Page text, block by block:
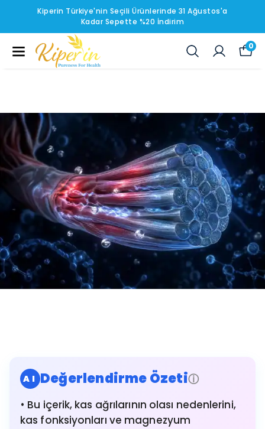
Kiperin Türkiye'nin Seçili Ürünlerinde 31 Ağustos'a
Kadar Sepette %20 İndirim
0
AI Değerlendirme Özetiⓘ
• Bu içerik, kas ağrılarının olası nedenlerini,
kas fonksiyonları ve magnezyum